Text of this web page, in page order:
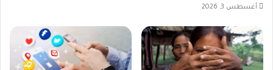
أغسطس 3, 2026